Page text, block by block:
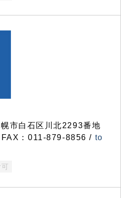
市白石区川北2293番地
：011-879-8856 / to